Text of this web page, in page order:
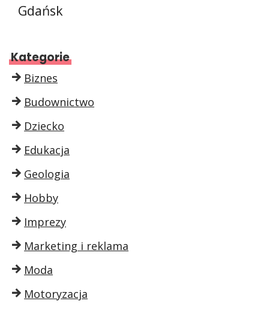
Gdańsk
Kategorie
Biznes
Budownictwo
Dziecko
Edukacja
Geologia
Hobby
Imprezy
Marketing i reklama
Moda
Motoryzacja